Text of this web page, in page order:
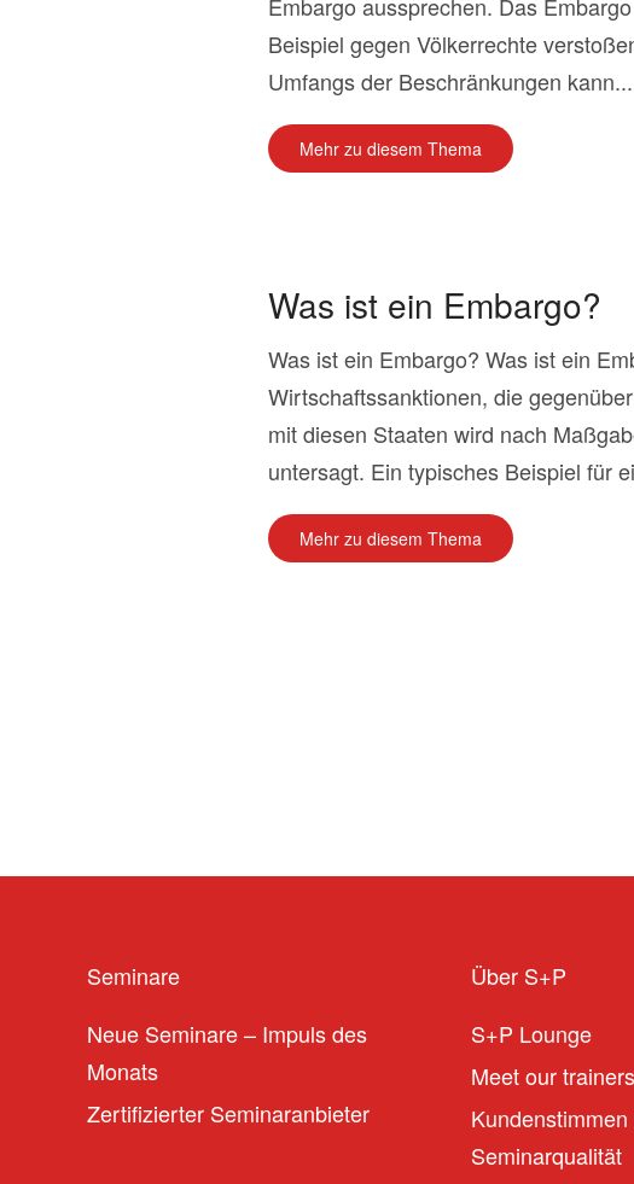
Beispiel gegen Völkerrechte
Umfangs der Beschränkungen kann...
Mehr zu diesem Thema
Was ist ein Embargo?
Was ist ein Embargo? Was ist ein
Wirtschaftssanktionen, die
mit diesen Staaten wird nach
untersagt. Ein typisches Beispiel für
Mehr zu diesem Thema
Seminare
Neue Seminare – Impuls des
Monats
Zertifizierter Seminaranbieter
Über S+P
S+P Lounge
Meet our trainers
Kundenstimmen
Seminarqualität